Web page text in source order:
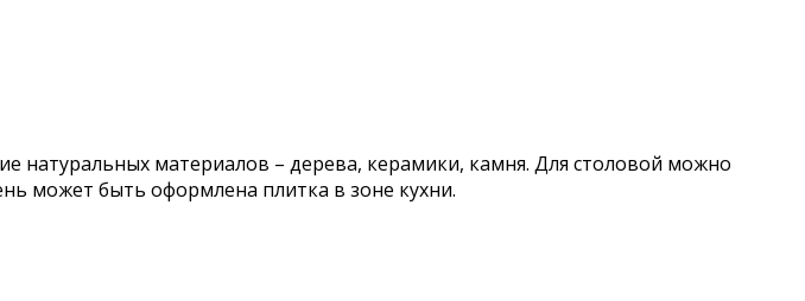
натуральных материалов – дерева, керамики, камня. Для столовой можно
может быть оформлена плитка в зоне кухни.